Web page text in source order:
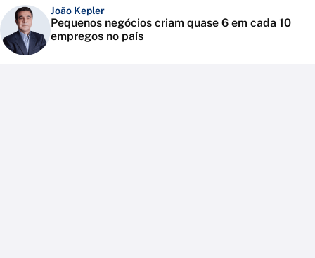
João Kepler
Pequenos negócios criam quase 6 em cada 10
empregos no país